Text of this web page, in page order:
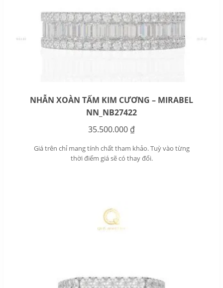
NHẪN XOÀN TẤM KIM CƯƠNG – MIRABEL
NN_NB27422
35.500.000 ₫
Giá trên chỉ mang tính chất tham khảo. Tuỳ vào từng
thời điểm giá sẽ có thay đổi.